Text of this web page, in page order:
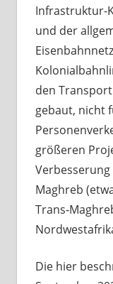
Infrastruktur-
und der
den
gebaut, nicht
größeren
Maghreb
Die hier